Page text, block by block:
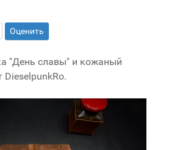
"День славы" и кожаный
DieselpunkRo.